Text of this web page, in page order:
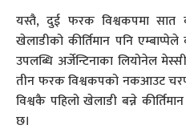
यस्तै, दुई फरक विश्वकपमा सात
खेलाडीको कीर्तिमान पनि
उपलब्धि अर्जेन्टिनाका लियोनेल
तीन फरक विश्वकपको नकआउट
विश्वकै पहिलो खेलाडी बन्ने
छ।